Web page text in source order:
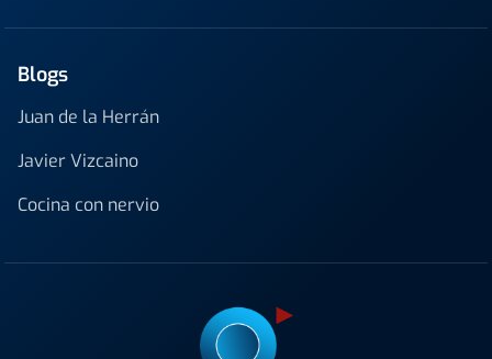
Blogs
Juan de la Herrán
Javier Vizcaino
Cocina con nervio